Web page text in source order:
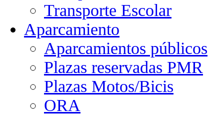
Transporte Escolar
Aparcamiento
Aparcamientos públicos
Plazas reservadas PMR
Plazas Motos/Bicis
ORA